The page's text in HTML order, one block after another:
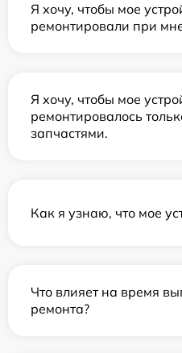
Я хочу, чтобы мое
ремонтировали при
Я хочу, чтобы мое
ремонтировалось
запчастями.
Как я узнаю, что мое
Что влияет на время
ремонта?